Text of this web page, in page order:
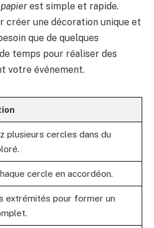
est simple et rapide.
créer une décoration unique et
que de quelques
temps pour réaliser des
votre événement.
plusieurs cercles dans du
cercle en accordéon.
extrémités pour former un